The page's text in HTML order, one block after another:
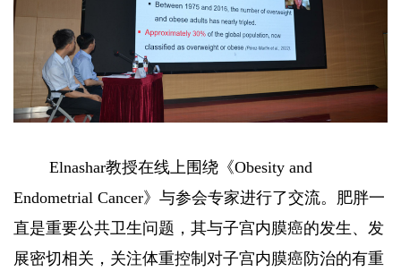
Elnashar教授在线上围绕《Obesity and
Endometrial Cancer》与参会专家进行了交流。肥胖一
直是重要公共卫生问题，其与子宫内膜癌的发生、发
展密切相关，关注体重控制对子宫内膜癌防治的有重